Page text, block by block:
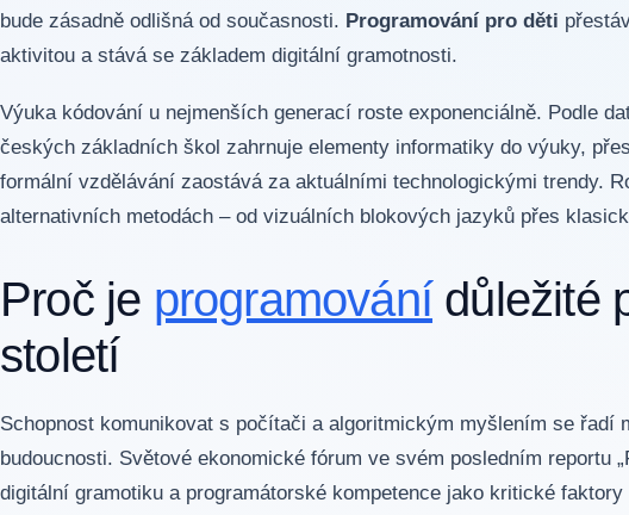
bude zásadně odlišná od současnosti. Programování pro děti
aktivitou a stává se základem digitální gramotnosti.
Výuka kódování u nejmenších generací roste exponenciálně. Podle
českých základních škol zahrnuje elementy informatiky do výuky,
formální vzdělávání zaostává za aktuálními technologickými trendy.
alternativních metodách – od vizuálních blokových jazyků přes
Proč je programovánídůležité
století
Schopnost komunikovat s počítači a algoritmickým myšlením se řadí
budoucnosti. Světové ekonomické fórum ve svém posledním reportu
digitální gramotiku a programátorské kompetence jako kritické